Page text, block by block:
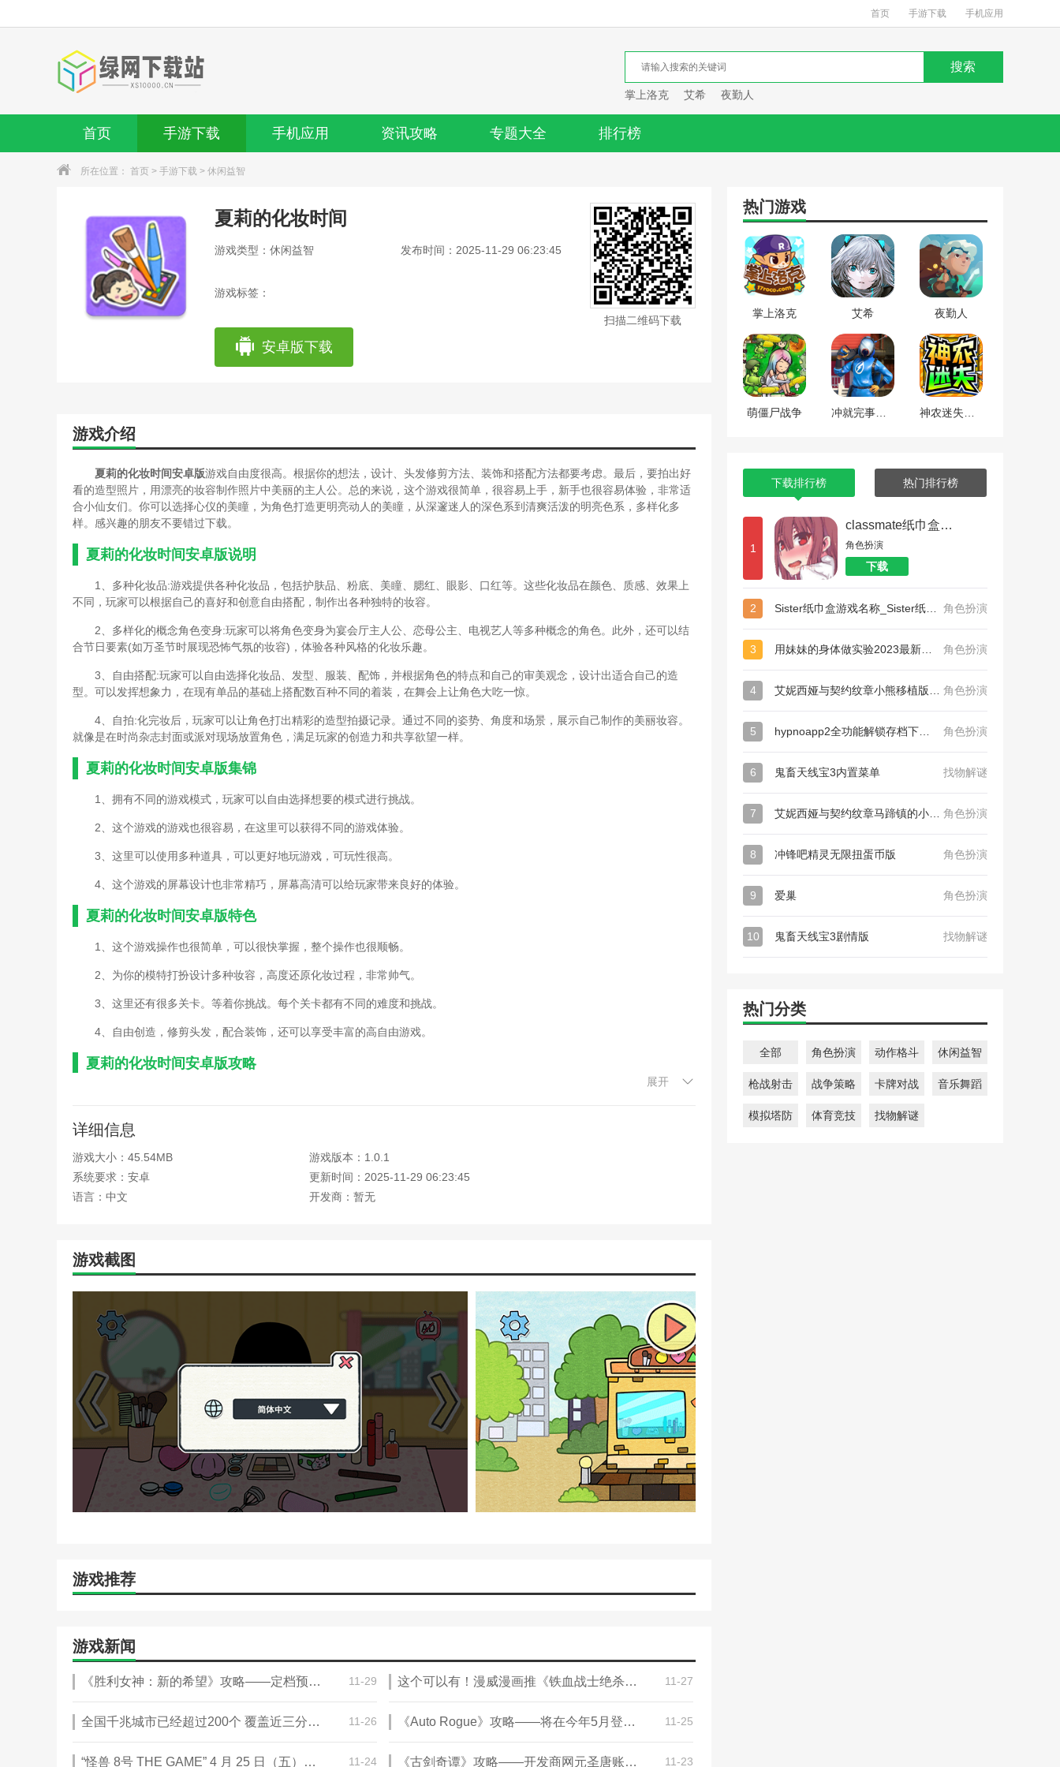
首页 手游下载 手机应用
掌上洛克 艾希 夜勤人
首页 手游下载 手机应用 资讯攻略 专题大全 排行榜
所在位置： 首页 > 手游下载 > 休闲益智
夏莉的化妆时间
游戏类型：休闲益智 发布时间：2025-11-29 06:23:45
游戏标签：
安卓版下载
扫描二维码下载
游戏介绍
夏莉的化妆时间安卓版游戏自由度很高。根据你的想法，设计、头发修剪方法、装饰和搭配方法都要考虑。最后，要拍出好
看的造型照片，用漂亮的妆容制作照片中美丽的主人公。总的来说，这个游戏很简单，很容易上手，新手也很容易体验，非常适
合小仙女们。你可以选择心仪的美瞳，为角色打造更明亮动人的美瞳，从深邃迷人的深色系到清爽活泼的明亮色系，多样化多
样。感兴趣的朋友不要错过下载。
夏莉的化妆时间安卓版说明
1、多种化妆品:游戏提供各种化妆品，包括护肤品、粉底、美瞳、腮红、眼影、口红等。这些化妆品在颜色、质感、效果上
不同，玩家可以根据自己的喜好和创意自由搭配，制作出各种独特的妆容。
2、多样化的概念角色变身:玩家可以将角色变身为宴会厅主人公、恋母公主、电视艺人等多种概念的角色。此外，还可以结
合节日要素(如万圣节时展现恐怖气氛的妆容)，体验各种风格的化妆乐趣。
3、自由搭配:玩家可以自由选择化妆品、发型、服装、配饰，并根据角色的特点和自己的审美观念，设计出适合自己的造
型。可以发挥想象力，在现有单品的基础上搭配数百种不同的着装，在舞会上让角色大吃一惊。
4、自拍:化完妆后，玩家可以让角色打出精彩的造型拍摄记录。通过不同的姿势、角度和场景，展示自己制作的美丽妆容。
就像是在时尚杂志封面或派对现场放置角色，满足玩家的创造力和共享欲望一样。
夏莉的化妆时间安卓版集锦
1、拥有不同的游戏模式，玩家可以自由选择想要的模式进行挑战。
2、这个游戏的游戏也很容易，在这里可以获得不同的游戏体验。
3、这里可以使用多种道具，可以更好地玩游戏，可玩性很高。
4、这个游戏的屏幕设计也非常精巧，屏幕高清可以给玩家带来良好的体验。
夏莉的化妆时间安卓版特色
1、这个游戏操作也很简单，可以很快掌握，整个操作也很顺畅。
2、为你的模特打扮设计多种妆容，高度还原化妆过程，非常帅气。
3、这里还有很多关卡。等着你挑战。每个关卡都有不同的难度和挑战。
4、自由创造，修剪头发，配合装饰，还可以享受丰富的高自由游戏。
夏莉的化妆时间安卓版攻略
2、记录好之后，我们就可以开始游戏了，首先我们用卷发棒把头发卷起来以便更好的化妆；
3、卷好之后第一步，在右下角找到美瞳盒然后选择红色的美瞳进行穿戴；
4、然后使用遮瑕膏将脸上的瑕疵遮住；
7、在拿出眼影笔进行画出眼影让眼睛更加有神；
8、然后用眉毛夹子睫毛将眼睫毛夹得上翘；
9、最后画上口红和腮红就差不多完成了。
夏莉的化妆时间安卓版评测
这是卡通风格的化妆礼服游戏。游戏很有趣。可以以夏利为主角，制作多种妆容。戴上充满个性的镜片，可以涂多种腮红。
为了角色打造更加明亮动人的眼睛，可以从深邃迷人的妆容中冲破所有关卡，成为合格的化妆师。
本站为您提供夏莉的化妆时间 安卓版的 手机游戏 ，欢迎大家记住本站网址，本站是您下载安卓手游app最好的网站！
展开
详细信息
游戏大小：45.54MB
游戏版本：1.0.1
系统要求：安卓
更新时间：2025-11-29 06:23:45
语言：中文
开发商：暂无
游戏截图
游戏推荐
游戏新闻
《胜利女神：新的希望》攻略——定档预告 5月22日全平台上线 11-29 这个可以有！漫威漫画推《铁血战士绝杀漫威宇宙》攻略—— 11-27
全国千兆城市已经超过200个 覆盖近三分之二地级市 11-26 《Auto Rogue》攻略——将在今年5月登陆Steam 11-25
“怪兽 8号 THE GAME” 4 月 25 日（五）开启全球事前预约！ 11-24 《古剑奇谭》攻略——开发商网元圣唐账号体系将整合至腾讯 11-23
热门游戏
掌上洛克 艾希 夜勤人
萌僵尸战争
下载排行榜 热门排行榜
1
classmate纸巾盒系列_和散漫的同学一起生活纸巾盒
角色扮演
下载
2 角色扮演
3 角色扮演
4 角色扮演
5 角色扮演
6 鬼畜天线宝3内置菜单 找物解谜
7 角色扮演
8 冲锋吧精灵无限扭蛋币版 角色扮演
9 爱巢 角色扮演
10 鬼畜天线宝3剧情版 找物解谜
热门分类
全部 角色扮演 动作格斗 休闲益智
枪战射击 战争策略 卡牌对战 音乐舞蹈
模拟塔防 体育竞技 找物解谜